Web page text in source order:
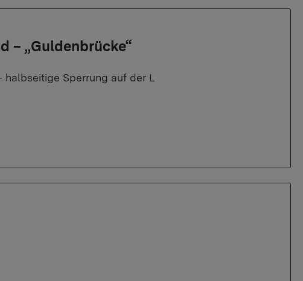
– „Guldenbrücke“
Sperrung auf der L